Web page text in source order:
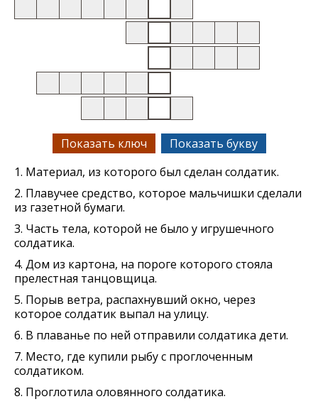
Показать ключ
Показать букву
1. Материал, из которого был сделан солдатик.
2. Плавучее средство, которое мальчишки сделали
из газетной бумаги.
3. Часть тела, которой не было у игрушечного
солдатика.
4. Дом из картона, на пороге которого стояла
прелестная танцовщица.
5. Порыв ветра, распахнувший окно, через
которое солдатик выпал на улицу.
6. В плаванье по ней отправили солдатика дети.
7. Место, где купили рыбу с проглоченным
солдатиком.
8. Проглотила оловянного солдатика.